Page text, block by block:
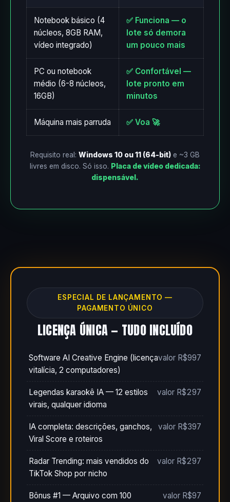
Notebook básico (4
núcleos, 8GB RAM,
vídeo integrado)
✅ Funciona — o
lote só demora
um pouco mais
PC ou notebook
médio (6-8 núcleos,
16GB)
✅ Confortável —
lote pronto em
minutos
Máquina mais parruda ✅ Voa 🚀
Requisito real: Windows 10 ou 11 (64-bit) e ~3 GB
livres em disco. Só isso. Placa de vídeo dedicada:
dispensável.
ESPECIAL DE LANÇAMENTO —
PAGAMENTO ÚNICO
LICENÇA ÚNICA — TUDO INCLUÍDO
Software AI Creative Engine (licença
vitalícia, 2 computadores)
valor R$997
Legendas karaokê IA — 12 estilos
virais, qualquer idioma
valor R$297
IA completa: descrições, ganchos,
Viral Score e roteiros
valor R$397
Radar Trending: mais vendidos do
TikTok Shop por nicho
valor R$297
Bônus #1 — Arquivo com 100 valor R$97